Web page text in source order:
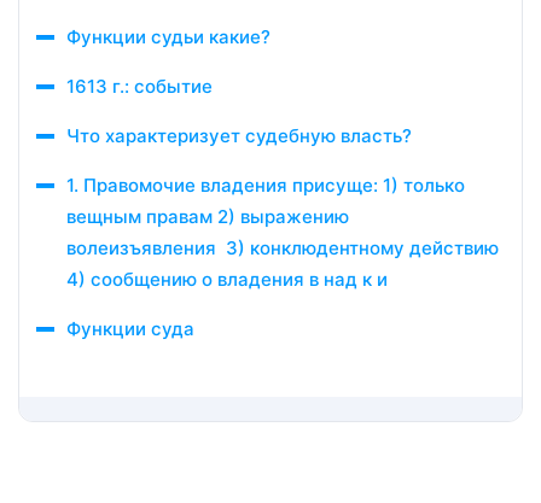
Функции судьи какие?
1613 г.: событие
Что характеризует судебную власть?
1. Правомочие владения присуще: 1) только
вещным правам 2) выражению
волеизъявления 3) конклюдентному действию
4) сообщению о владения в над к и
Функции суда